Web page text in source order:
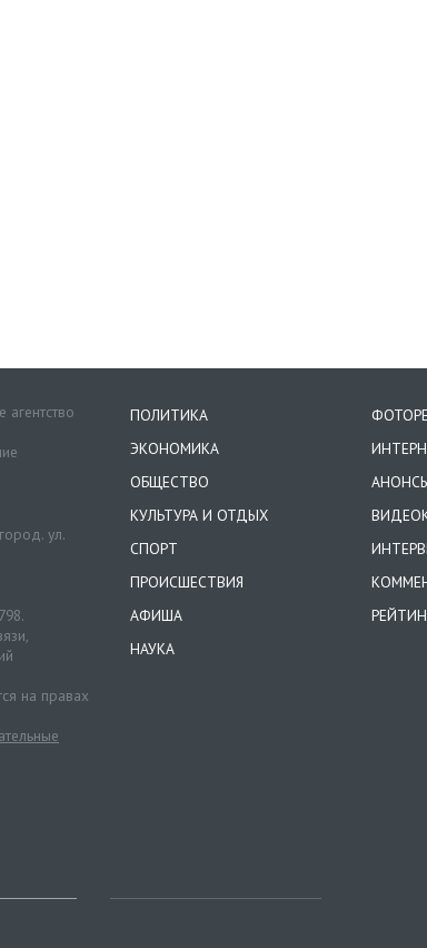
ул.
на правах
ПОЛИТИКА
ЭКОНОМИКА
ОБЩЕСТВО
КУЛЬТУРА И ОТДЫХ
СПОРТ
ПРОИСШЕСТВИЯ
АФИША
НАУКА